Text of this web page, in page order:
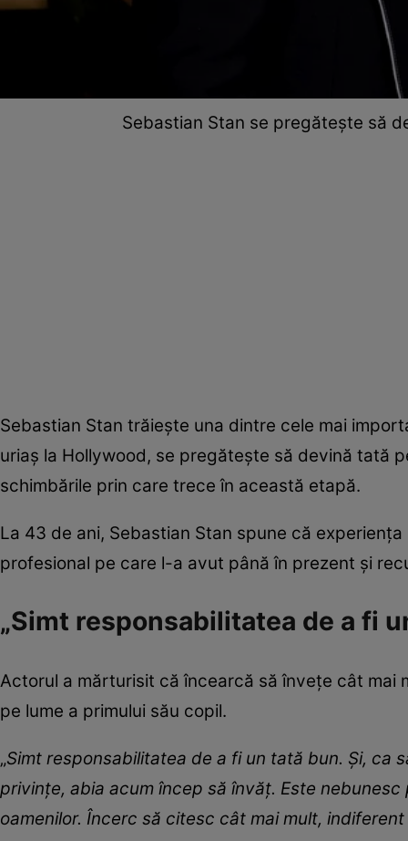
Sebastian Stan se pregătește să
Sebastian Stan trăiește una dintre cele mai
uriaș la Hollywood, se pregătește să devină tată
schimbările prin care trece în această etapă.
La 43 de ani, Sebastian Stan spune că
profesional pe care l-a avut până în prezent și
„Simt responsabilitatea de a fi
Actorul a mărturisit că încearcă să învețe cât mai
pe lume a primului său copil.
„Simt responsabilitatea de a fi un tată bun. Și, ca
privințe, abia acum încep să învăț. Este
oamenilor. Încerc să citesc cât mai mult,